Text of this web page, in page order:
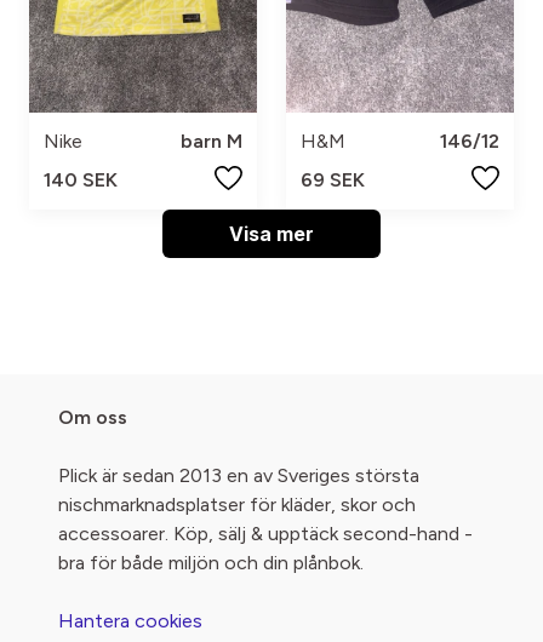
Nike
barn M
140 SEK
H&M
146/12
69 SEK
Visa mer
Om oss
Plick är sedan 2013 en av Sveriges största
nischmarknadsplatser för kläder, skor och
accessoarer. Köp, sälj & upptäck second-hand -
bra för både miljön och din plånbok.
Hantera cookies